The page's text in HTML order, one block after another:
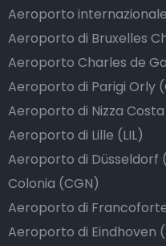
Aeroporto
Aeroporto di Bruxelles
Aeroporto Charles de
Aeroporto di Parigi Orly
Aeroporto di Nizza
Aeroporto di Lille (LIL)
Aeroporto di Düsseldorf
Colonia (CGN)
Aeroporto di
Aeroporto di Eindhoven